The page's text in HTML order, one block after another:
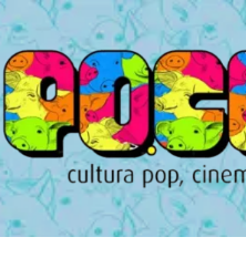
Ir
para
o
conteúdo